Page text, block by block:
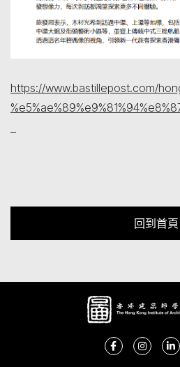
https://www.bastillepost.com/
回到首頁